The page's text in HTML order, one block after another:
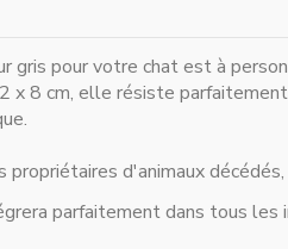
gris pour votre chat est à
x 8 cm, elle résiste
propriétaires d'animaux décédés
parfaitement dans tous les